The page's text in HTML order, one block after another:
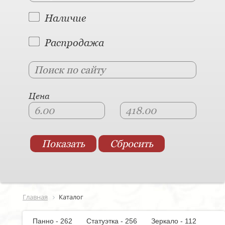
Наличие
Распродажа
Цена
Главная Каталог
Панно - 262 Статуэтка - 256
Зеркало - 112